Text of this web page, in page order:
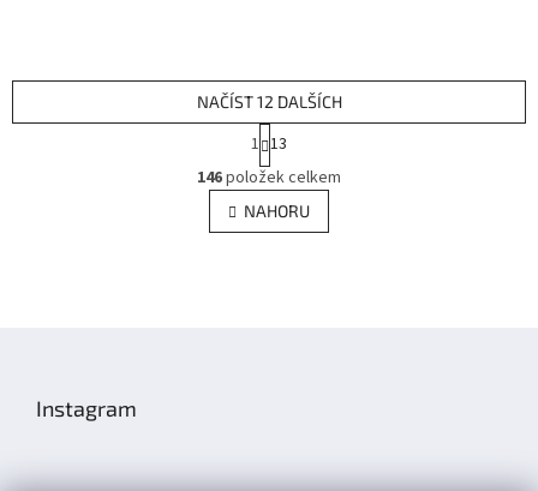
O
v
l
á
ý
NAČÍST 12 DALŠÍCH
S
t
r
á
n
k
1 13
146položek celkem
NAHORU
Instagram